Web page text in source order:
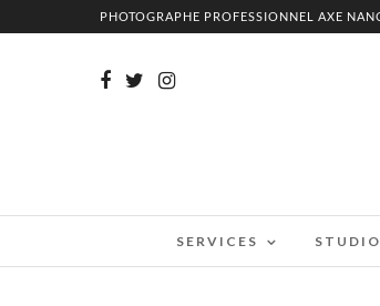
PHOTOGRAPHE PROFESSIONNEL AXE
SERVICES STUDIO